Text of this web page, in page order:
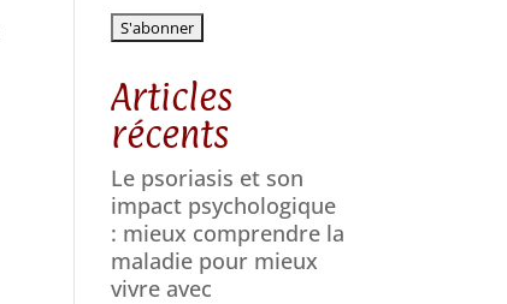
Articles
récents
Le psoriasis et son
impact psychologique
: mieux comprendre la
maladie pour mieux
vivre avec